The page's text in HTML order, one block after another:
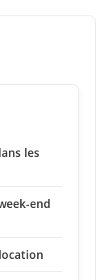
les
end